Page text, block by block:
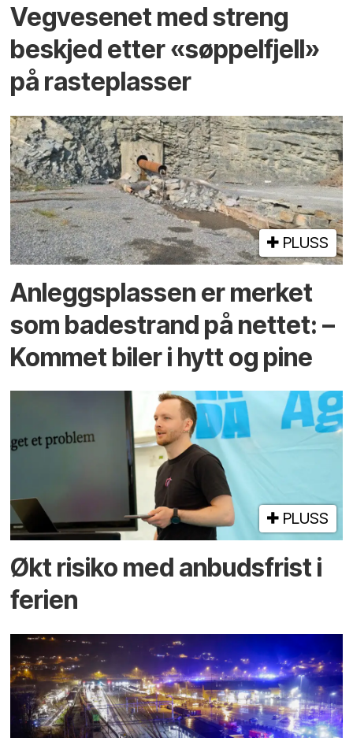
Vegvesenet med streng
beskjed etter «søppelfjell»
på rasteplasser
PLUSS
Anleggs­plassen er merket
som bade­strand på nettet: –
Kommet biler i hytt og pine
PLUSS
Økt risiko med anbuds­frist i
ferien